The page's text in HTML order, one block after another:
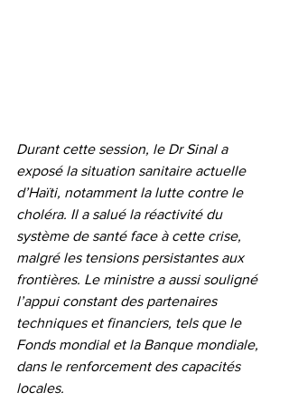
Durant cette session, le Dr Sinal a
exposé la situation sanitaire actuelle
d’Haïti, notamment la lutte contre le
choléra. Il a salué la réactivité du
système de santé face à cette crise,
malgré les tensions persistantes aux
frontières. Le ministre a aussi souligné
l’appui constant des partenaires
techniques et financiers, tels que le
Fonds mondial et la Banque mondiale,
dans le renforcement des capacités
locales.